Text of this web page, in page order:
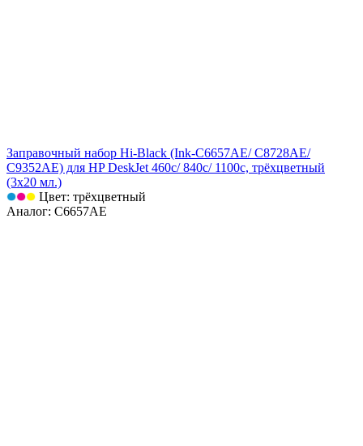
Заправочный набор Hi-Black (Ink-C6657AE/ C8728AE/
C9352AE) для HP DeskJet 460c/ 840c/ 1100c, трёхцветный
(3х20 мл.)
Цвет: трёхцветный
Аналог: C6657AE